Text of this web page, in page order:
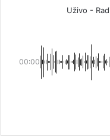
Uživo -
00:00